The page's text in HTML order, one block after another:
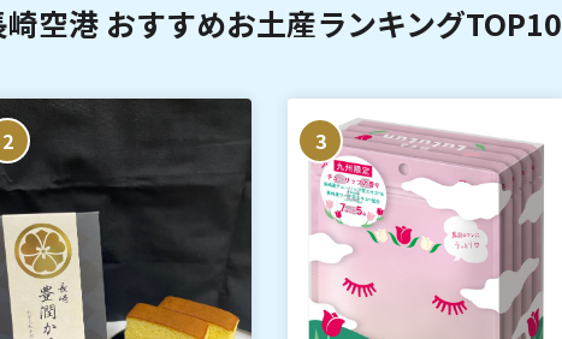
空港 おすすめお土産ランキングTOP10
2 3